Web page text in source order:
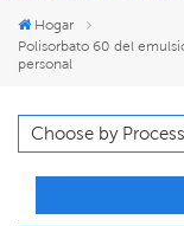
Hogar
Polisorbato 60 del
personal